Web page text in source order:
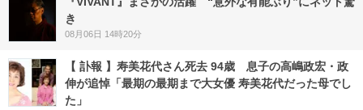
き
08月06日 14時20分
【 訃報 】寿美花代さん死去 94歳 息子の高嶋政宏・政
伸が追悼「最期の最期まで大女優 寿美花代だった母でし
た」